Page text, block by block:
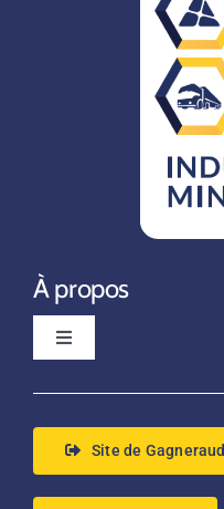
À propos
Toggle
Mentions légales
CGV
Site de Gagneraud